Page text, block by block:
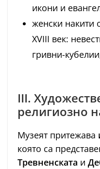
икони и
женски накити
XVIII век:
гривни-
III.
религиозно
Музеят притежава
която са
Тревненската и